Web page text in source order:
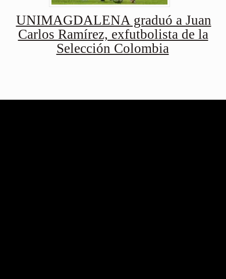
UNIMAGDALENA graduó a Juan
Carlos Ramírez, exfutbolista de la
Selección Colombia